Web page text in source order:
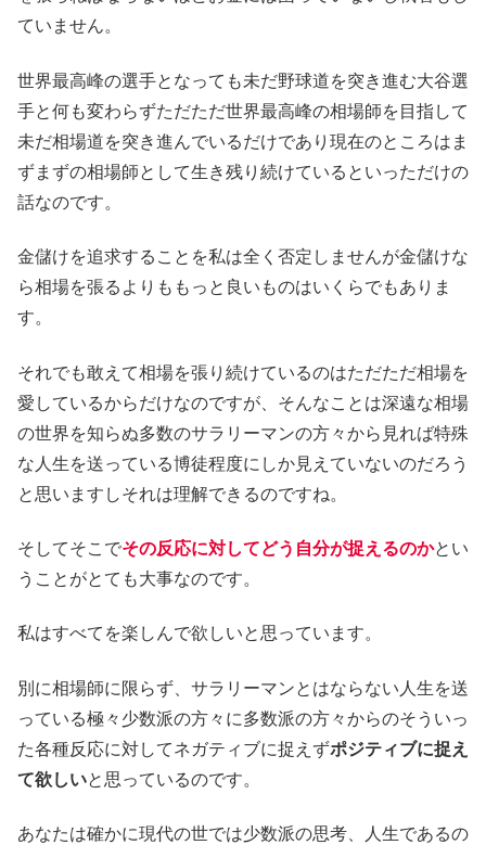
ていません。
世界最高峰の選手となっても未だ野球道を突き進む大谷選
手と何も変わらずただただ世界最高峰の相場師を目指して
未だ相場道を突き進んでいるだけであり現在のところはま
ずまずの相場師として生き残り続けているといっただけの
話なのです。
金儲けを追求することを私は全く否定しませんが金儲けな
ら相場を張るよりももっと良いものはいくらでもありま
す。
それでも敢えて相場を張り続けているのはただただ相場を
愛しているからだけなのですが、そんなことは深遠な相場
の世界を知らぬ多数のサラリーマンの方々から見れば特殊
な人生を送っている博徒程度にしか見えていないのだろう
と思いますしそれは理解できるのですね。
そしてそこでその反応に対してどう自分が捉えるのかとい
うことがとても大事なのです。
私はすべてを楽しんで欲しいと思っています。
別に相場師に限らず、サラリーマンとはならない人生を送
っている極々少数派の方々に多数派の方々からのそういっ
た各種反応に対してネガティブに捉えずポジティブに捉え
て欲しいと思っているのです。
あなたは確かに現代の世では少数派の思考、人生であるの